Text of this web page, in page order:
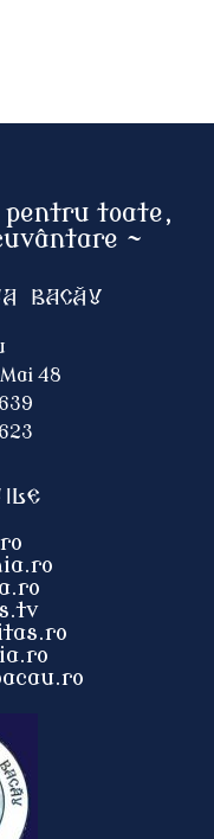
pentru toate,
~
BACĂU
48